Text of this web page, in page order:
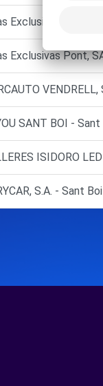
Exclusivas Pont,
Exclusivas Pont,
VENDRELL,
SANT BOI -
ISIDORO
S.A. - Sant